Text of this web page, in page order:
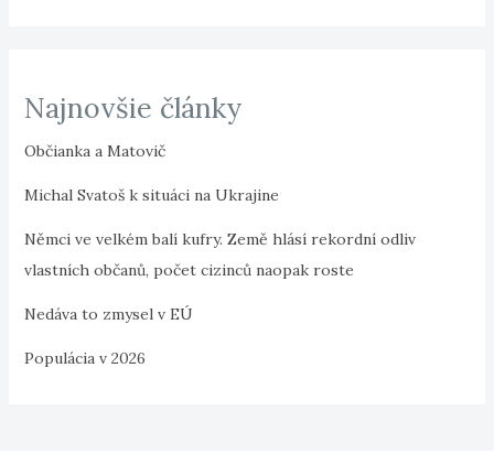
Najnovšie články
Občianka a Matovič
Michal Svatoš k situáci na Ukrajine
Němci ve velkém balí kufry. Země hlásí rekordní odliv
vlastních občanů, počet cizinců naopak roste
Nedáva to zmysel v EÚ
Populácia v 2026